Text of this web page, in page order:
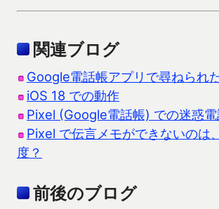
関連ブログ
Google電話帳アプリで尋ねられ
iOS 18 での動作
Pixel (Google電話帳) での迷惑
Pixel で伝言メモができないのは
度？
前後のブログ